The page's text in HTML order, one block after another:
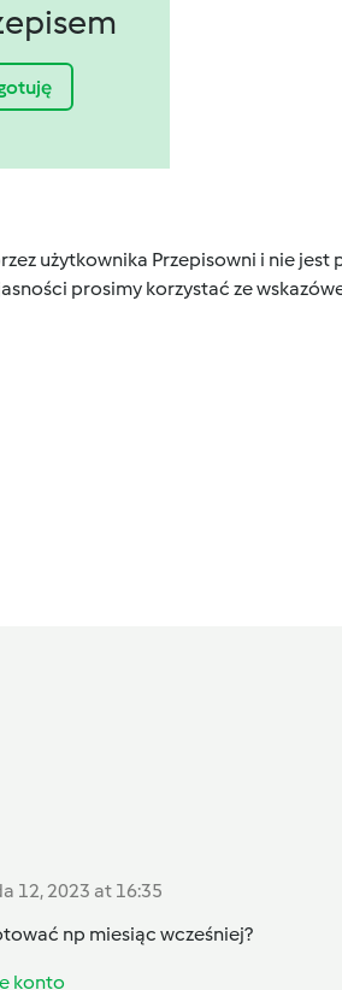
użytkownika Przepisowni i nie
prosimy korzystać ze
12, 2023 at 16:35
np miesiąc wcześniej?
konto